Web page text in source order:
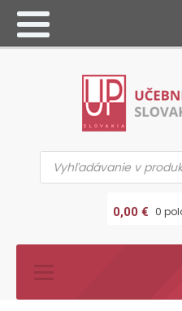
Products
search
0,00 € 0